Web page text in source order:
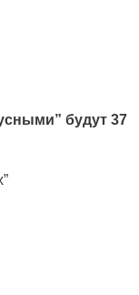
будут 37